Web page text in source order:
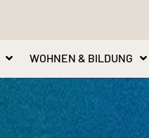
WOHNEN & BILDUNG